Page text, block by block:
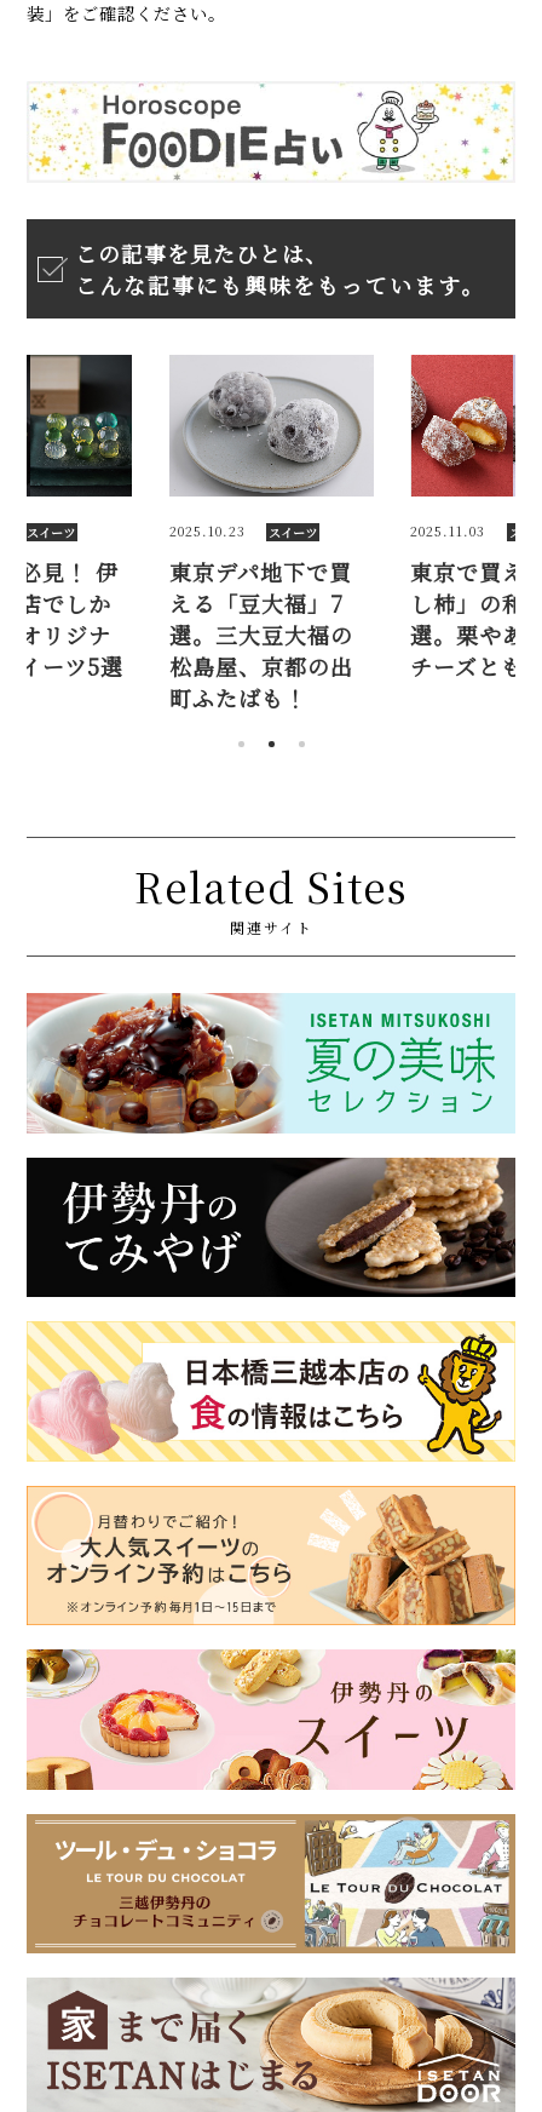
装」をご確認ください。
この記事を見たひとは、
こんな記事にも興味をもっています。
2025.10.23
東京デパ地下で買
える「豆大福」7
選。三大豆大福の
松島屋、京都の出
2025.11.03
東京で買える「干
し柿」の和菓子4
選。栗やあんこ、
チーズともマッチ！
抹茶
勢丹
買え
ル限
Related Sites
関連サイト